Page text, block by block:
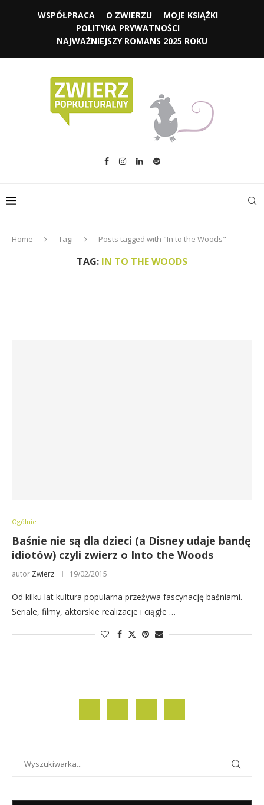
WSPÓŁPRACA O ZWIERZU
MOJE KSIĄŻKI
POLITYKA PRYWATNOŚCI
NAJWAŻNIEJSZY ROMANS 2025 ROKU
Home Tagi Posts tagged with "In to the Woods"
TAG: IN TO THE WOODS
Ogólnie
Baśnie nie są dla dzieci (a Disney udaje bandę
idiotów) czyli zwierz o Into the Woods
autor Zwierz 19/02/2015
Od kilku lat kultura popularna przeżywa fascynację baśniami.
Seriale, filmy, aktorskie realizacje i ciągłe …